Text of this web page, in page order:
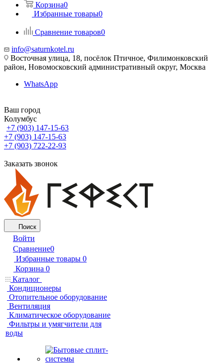
Корзина0
Избранные товары0
Сравнение товаров0
info@saturnkotel.ru
Восточная улица, 18, посёлок Птичное, Филимонковский
район, Новомосковский административный округ, Москва
WhatsApp
Ваш город
Колумбус
+7 (903) 147-15-63
+7 (903) 147-15-63
+7 (903) 722-22-93
Заказать звонок
Поиск
Войти
Сравнение0
Избранные товары 0
Корзина 0
Каталог
Кондиционеры
Отопительное оборудование
Вентиляция
Климатическое оборудование
Фильтры и умягчители для
воды